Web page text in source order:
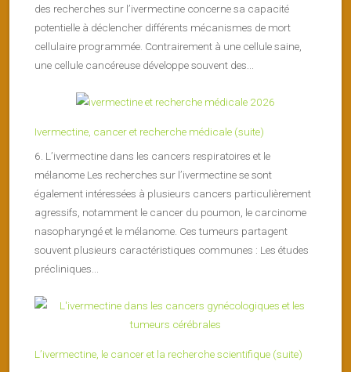
des recherches sur l’ivermectine concerne sa capacité
potentielle à déclencher différents mécanismes de mort
cellulaire programmée. Contrairement à une cellule saine,
une cellule cancéreuse développe souvent des...
Ivermectine, cancer et recherche médicale (suite)
6. L’ivermectine dans les cancers respiratoires et le
mélanome Les recherches sur l’ivermectine se sont
également intéressées à plusieurs cancers particulièrement
agressifs, notamment le cancer du poumon, le carcinome
nasopharyngé et le mélanome. Ces tumeurs partagent
souvent plusieurs caractéristiques communes : Les études
précliniques...
L’ivermectine, le cancer et la recherche scientifique (suite)